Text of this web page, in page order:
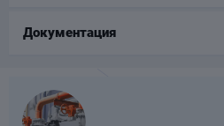
Документация